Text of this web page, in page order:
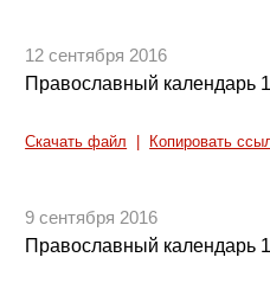
12 сентября 2016
Православный календарь
Скачать файл Копировать
9 сентября 2016
Православный календарь